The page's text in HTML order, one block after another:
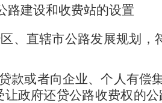
建设和收费站的设置
、直辖市公路发展规划，
款或者向企业、个人有偿
让政府还贷公路收费权的公